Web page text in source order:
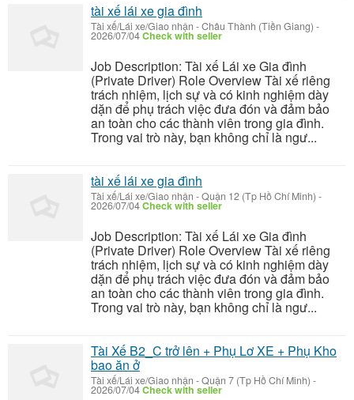
tài xế lái xe gia đình
Tài xế/Lái xe/Giao nhận -Châu Thành (Tiền Giang) -
2026/07/04Check with seller
Job Description: Tài xế Lái xe Gia đình
(Private Driver) Role Overview Tài xế riêng
trách nhiệm, lịch sự và có kinh nghiệm dày
dặn để phụ trách việc đưa đón và đảm bảo
an toàn cho các thành viên trong gia đình.
Trong vai trò này, bạn không chỉ là ngư...
tài xế lái xe gia đình
Tài xế/Lái xe/Giao nhận -Quận 12 (Tp Hồ Chí Minh) -
2026/07/04Check with seller
Job Description: Tài xế Lái xe Gia đình
(Private Driver) Role Overview Tài xế riêng
trách nhiệm, lịch sự và có kinh nghiệm dày
dặn để phụ trách việc đưa đón và đảm bảo
an toàn cho các thành viên trong gia đình.
Trong vai trò này, bạn không chỉ là ngư...
Tài Xế B2_C trở lên + Phụ Lơ XE + Phụ Kho
bao ăn ở
Tài xế/Lái xe/Giao nhận -Quận 7 (Tp Hồ Chí Minh) -
2026/07/04Check with seller